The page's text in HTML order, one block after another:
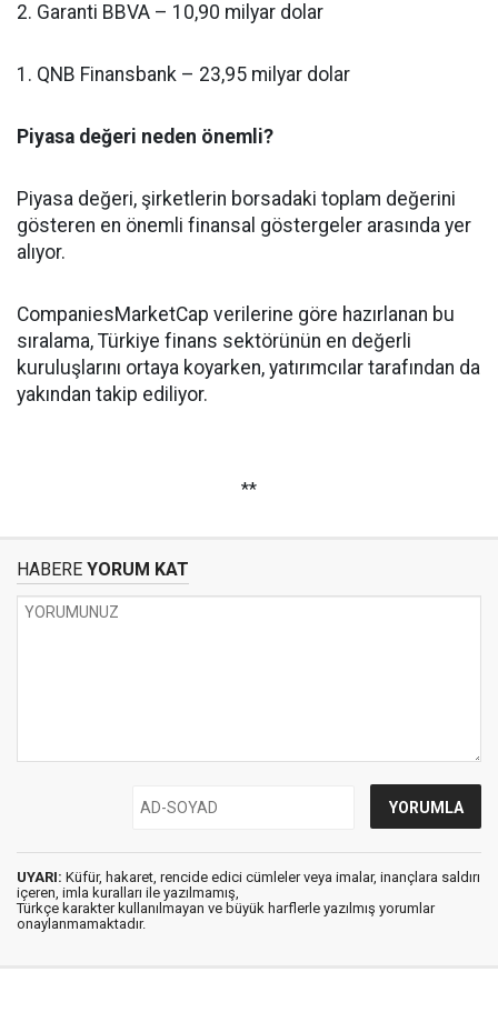
2. Garanti BBVA – 10,90 milyar dolar
1. QNB Finansbank – 23,95 milyar dolar
Piyasa değeri neden önemli?
Piyasa değeri, şirketlerin borsadaki toplam değerini
gösteren en önemli finansal göstergeler arasında yer
alıyor.
CompaniesMarketCap verilerine göre hazırlanan bu
sıralama, Türkiye finans sektörünün en değerli
kuruluşlarını ortaya koyarken, yatırımcılar tarafından da
yakından takip ediliyor.
**
HABERE YORUM KAT
UYARI: Küfür, hakaret, rencide edici cümleler veya imalar, inançlara saldırı
içeren, imla kuralları ile yazılmamış,
Türkçe karakter kullanılmayan ve büyük harflerle yazılmış yorumlar
onaylanmamaktadır.